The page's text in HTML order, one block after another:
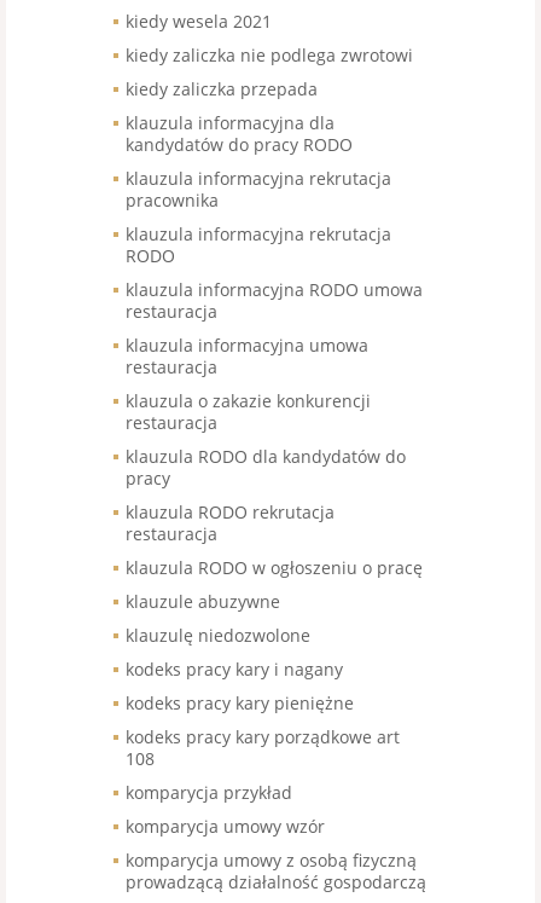
kiedy wesela 2021
kiedy zaliczka nie podlega zwrotowi
kiedy zaliczka przepada
klauzula informacyjna dla
kandydatów do pracy RODO
klauzula informacyjna rekrutacja
pracownika
klauzula informacyjna rekrutacja
RODO
klauzula informacyjna RODO umowa
restauracja
klauzula informacyjna umowa
restauracja
klauzula o zakazie konkurencji
restauracja
klauzula RODO dla kandydatów do
pracy
klauzula RODO rekrutacja
restauracja
klauzula RODO w ogłoszeniu o pracę
klauzule abuzywne
klauzulę niedozwolone
kodeks pracy kary i nagany
kodeks pracy kary pieniężne
kodeks pracy kary porządkowe art
108
komparycja przykład
komparycja umowy wzór
komparycja umowy z osobą fizyczną
prowadzącą działalność gospodarczą